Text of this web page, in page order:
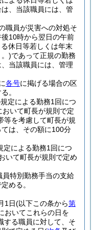
、当該職員には、管
職員が災害への対処そ
10時から翌日の午前
休日等若しくは年末
)であって正規の勤務
当該職員には、管理
各号に掲げる場合の区
。
定による勤務1回につ
いて町長が規則で定
等を考慮して町長が規
は、その額に100分
定による勤務1回につ
いて町長が規則で定め
特別勤務手当の支給
める。
1日(以下この条から第
おいてこれらの日を
する職員に対して、そ